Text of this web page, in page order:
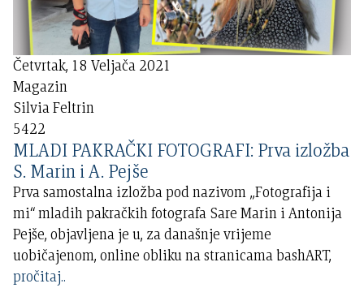
Četvrtak, 18 Veljača 2021
Magazin
Silvia Feltrin
5422
MLADI PAKRAČKI FOTOGRAFI: Prva izložba
S. Marin i A. Pejše
Prva samostalna izložba pod nazivom „Fotografija i
mi“ mladih pakračkih fotografa Sare Marin i Antonija
Pejše, objavljena je u, za današnje vrijeme
uobičajenom, online obliku na stranicama bashART,
pročitaj..